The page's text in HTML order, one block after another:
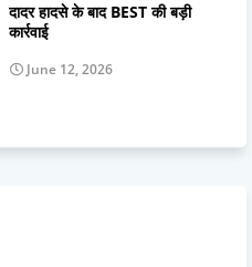
दादर हादसे के बाद BEST की बड़ी
कार्रवाई
June 12, 2026